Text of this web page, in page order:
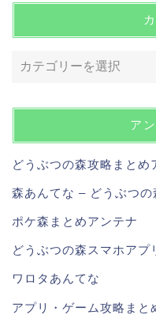
ア
どうぶつの森攻略まとめ
森あんてな – どうぶつ
ポケ森まとめアンテナ
どうぶつの森スマホアプ
ワロタあんてな
アプリ・ゲーム攻略まと